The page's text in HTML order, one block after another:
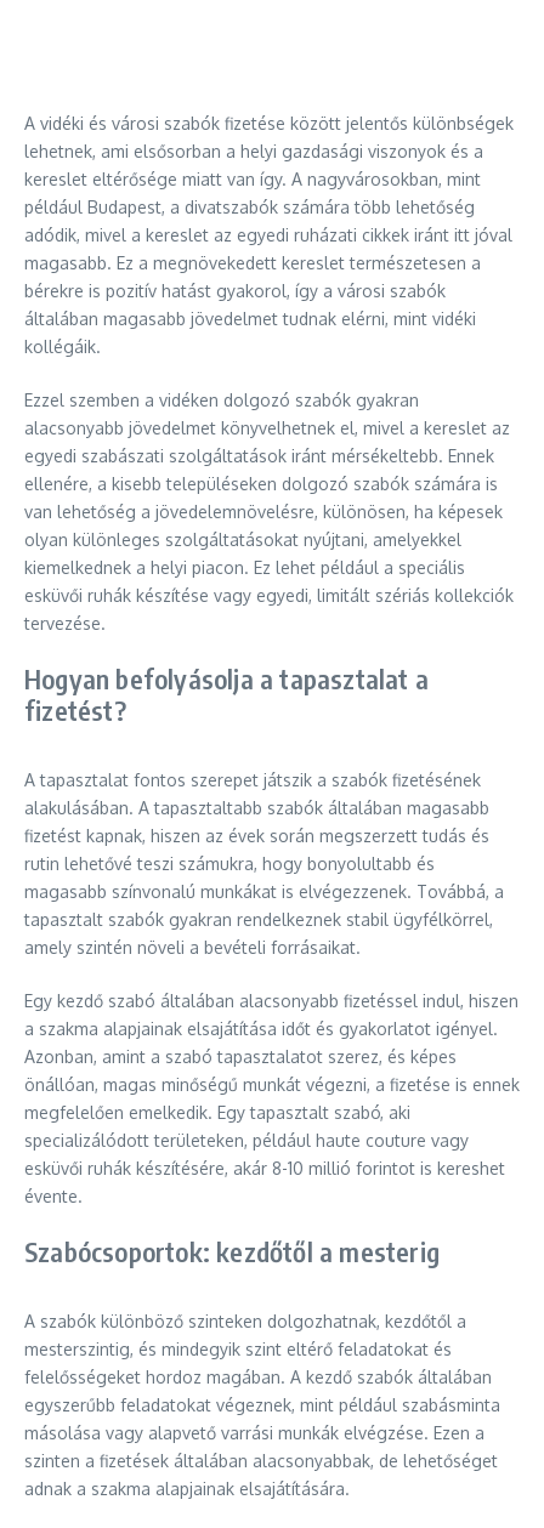
A vidéki és városi szabók fizetése között jelentős különbségek
lehetnek, ami elsősorban a helyi gazdasági viszonyok és a
kereslet eltérősége miatt van így. A nagyvárosokban, mint
például Budapest, a divatszabók számára több lehetőség
adódik, mivel a kereslet az egyedi ruházati cikkek iránt itt jóval
magasabb. Ez a megnövekedett kereslet természetesen a
bérekre is pozitív hatást gyakorol, így a városi szabók
általában magasabb jövedelmet tudnak elérni, mint vidéki
kollégáik.
Ezzel szemben a vidéken dolgozó szabók gyakran
alacsonyabb jövedelmet könyvelhetnek el, mivel a kereslet az
egyedi szabászati szolgáltatások iránt mérsékeltebb. Ennek
ellenére, a kisebb településeken dolgozó szabók számára is
van lehetőség a jövedelemnövelésre, különösen, ha képesek
olyan különleges szolgáltatásokat nyújtani, amelyekkel
kiemelkednek a helyi piacon. Ez lehet például a speciális
esküvői ruhák készítése vagy egyedi, limitált szériás kollekciók
tervezése.
Hogyan befolyásolja a tapasztalat a
fizetést?
A tapasztalat fontos szerepet játszik a szabók fizetésének
alakulásában. A tapasztaltabb szabók általában magasabb
fizetést kapnak, hiszen az évek során megszerzett tudás és
rutin lehetővé teszi számukra, hogy bonyolultabb és
magasabb színvonalú munkákat is elvégezzenek. Továbbá, a
tapasztalt szabók gyakran rendelkeznek stabil ügyfélkörrel,
amely szintén növeli a bevételi forrásaikat.
Egy kezdő szabó általában alacsonyabb fizetéssel indul, hiszen
a szakma alapjainak elsajátítása időt és gyakorlatot igényel.
Azonban, amint a szabó tapasztalatot szerez, és képes
önállóan, magas minőségű munkát végezni, a fizetése is ennek
megfelelően emelkedik. Egy tapasztalt szabó, aki
specializálódott területeken, például haute couture vagy
esküvői ruhák készítésére, akár 8-10 millió forintot is kereshet
évente.
Szabócsoportok: kezdőtől a mesterig
A szabók különböző szinteken dolgozhatnak, kezdőtől a
mesterszintig, és mindegyik szint eltérő feladatokat és
felelősségeket hordoz magában. A kezdő szabók általában
egyszerűbb feladatokat végeznek, mint például szabásminta
másolása vagy alapvető varrási munkák elvégzése. Ezen a
szinten a fizetések általában alacsonyabbak, de lehetőséget
adnak a szakma alapjainak elsajátítására.